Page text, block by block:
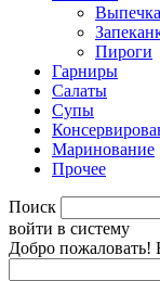
Выпечка
Пироги
Гарниры
Салаты
Супы
Маринование
Прочее
Поиск
войти в систему
Добро пожаловать!